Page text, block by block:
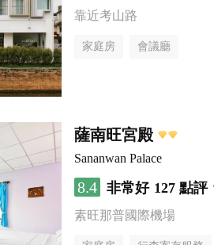
靠近考山路
家庭房 會議廳
薩南旺宮殿
Sananwan Palace
8.4 非常好 127 點評
素旺那普國際機場